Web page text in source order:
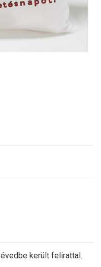
került felirattal.